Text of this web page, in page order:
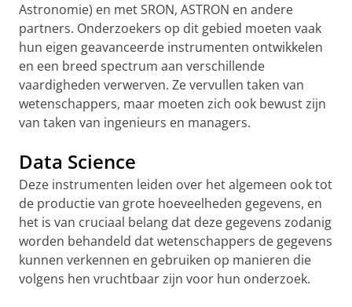
Astronomie) en met SRON, ASTRON en andere
partners. Onderzoekers op dit gebied moeten vaak
hun eigen geavanceerde instrumenten ontwikkelen
en een breed spectrum aan verschillende
vaardigheden verwerven. Ze vervullen taken van
wetenschappers, maar moeten zich ook bewust zijn
van taken van ingenieurs en managers.
Data Science
Deze instrumenten leiden over het algemeen ook tot
de productie van grote hoeveelheden gegevens, en
het is van cruciaal belang dat deze gegevens zodanig
worden behandeld dat wetenschappers de gegevens
kunnen verkennen en gebruiken op manieren die
volgens hen vruchtbaar zijn voor hun onderzoek.